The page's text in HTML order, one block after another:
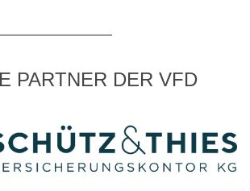
PARTNER DER VFD